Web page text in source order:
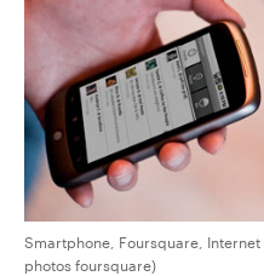
Smartphone, Foursquare,
photos foursquare)